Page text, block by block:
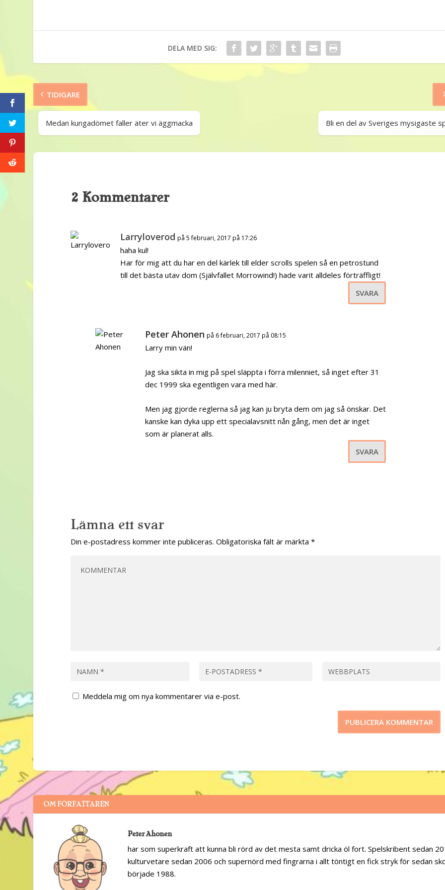
DELA MED SIG:
TIDIGARE
Medan kungadömet faller äter vi äggmacka Bli en del av Sveriges mysigaste
2 Kommentarer
Larryloverod på 5 februari, 2017 på 17:26
haha kul!
Har för mig att du har en del kärlek till elder scrolls spelen så en petrostund
till det bästa utav dom (Självfallet Morrowind!) hade varit alldeles förträffligt!
SVARA
Peter Ahonen på 6 februari, 2017 på 08:15
Larry min vän!
Jag ska sikta in mig på spel släppta i förra milenniet, så inget efter 31
dec 1999 ska egentligen vara med här.
Men jag gjorde reglerna så jag kan ju bryta dem om jag så önskar. Det
kanske kan dyka upp ett specialavsnitt nån gång, men det är inget
som är planerat alls.
SVARA
Lämna ett svar
Din e-postadress kommer inte publiceras. Obligatoriska fält är märkta*
Meddela mig om nya kommentarer via e-post.
OM FÖRFATTAREN
Peter Ahonen
har som superkraft att kunna bli rörd av det mesta samt dricka öl fort. Spelskribent sedan
kulturvetare sedan 2006 och supernörd med fingrarna i allt töntigt en fick stryk för sedan
började 1988.